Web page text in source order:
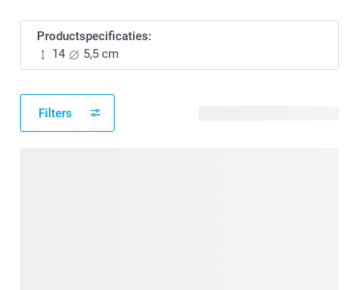
Productspecificaties:
14
5,5 cm
Filters